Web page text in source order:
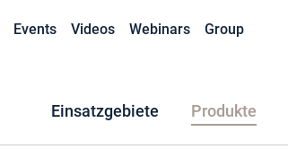
Events Videos Webinars Group
Einsatzgebiete Produkte